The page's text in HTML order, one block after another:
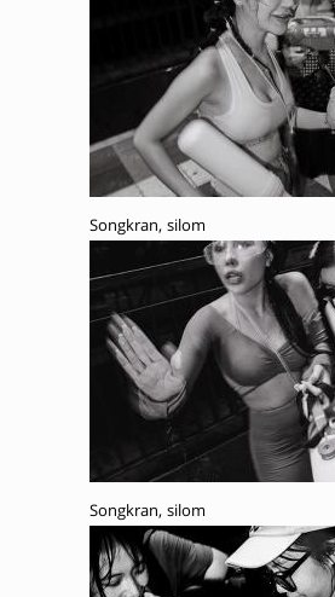
Songkran, silom
Songkran, silom